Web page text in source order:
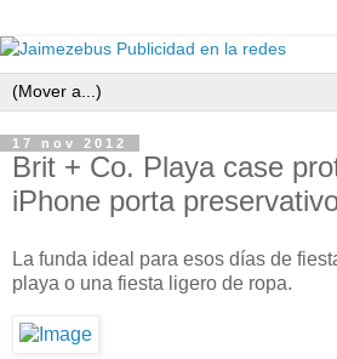
17 nov 2012
Brit + Co. Playa case
iPhone porta
La funda ideal para esos días de
playa o una fiesta ligero de ropa.